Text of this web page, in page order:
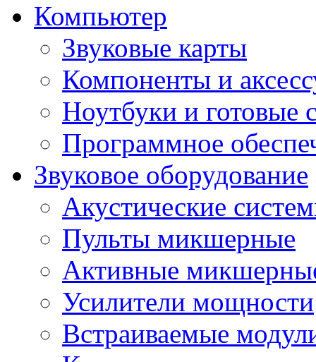
Компьютер
Звуковые карты
Компоненты и
Ноутбуки и готовые
Программное
Звуковое оборудование
Акустические
Пульты микшерные
Активные
Усилители мощности
Встраиваемые